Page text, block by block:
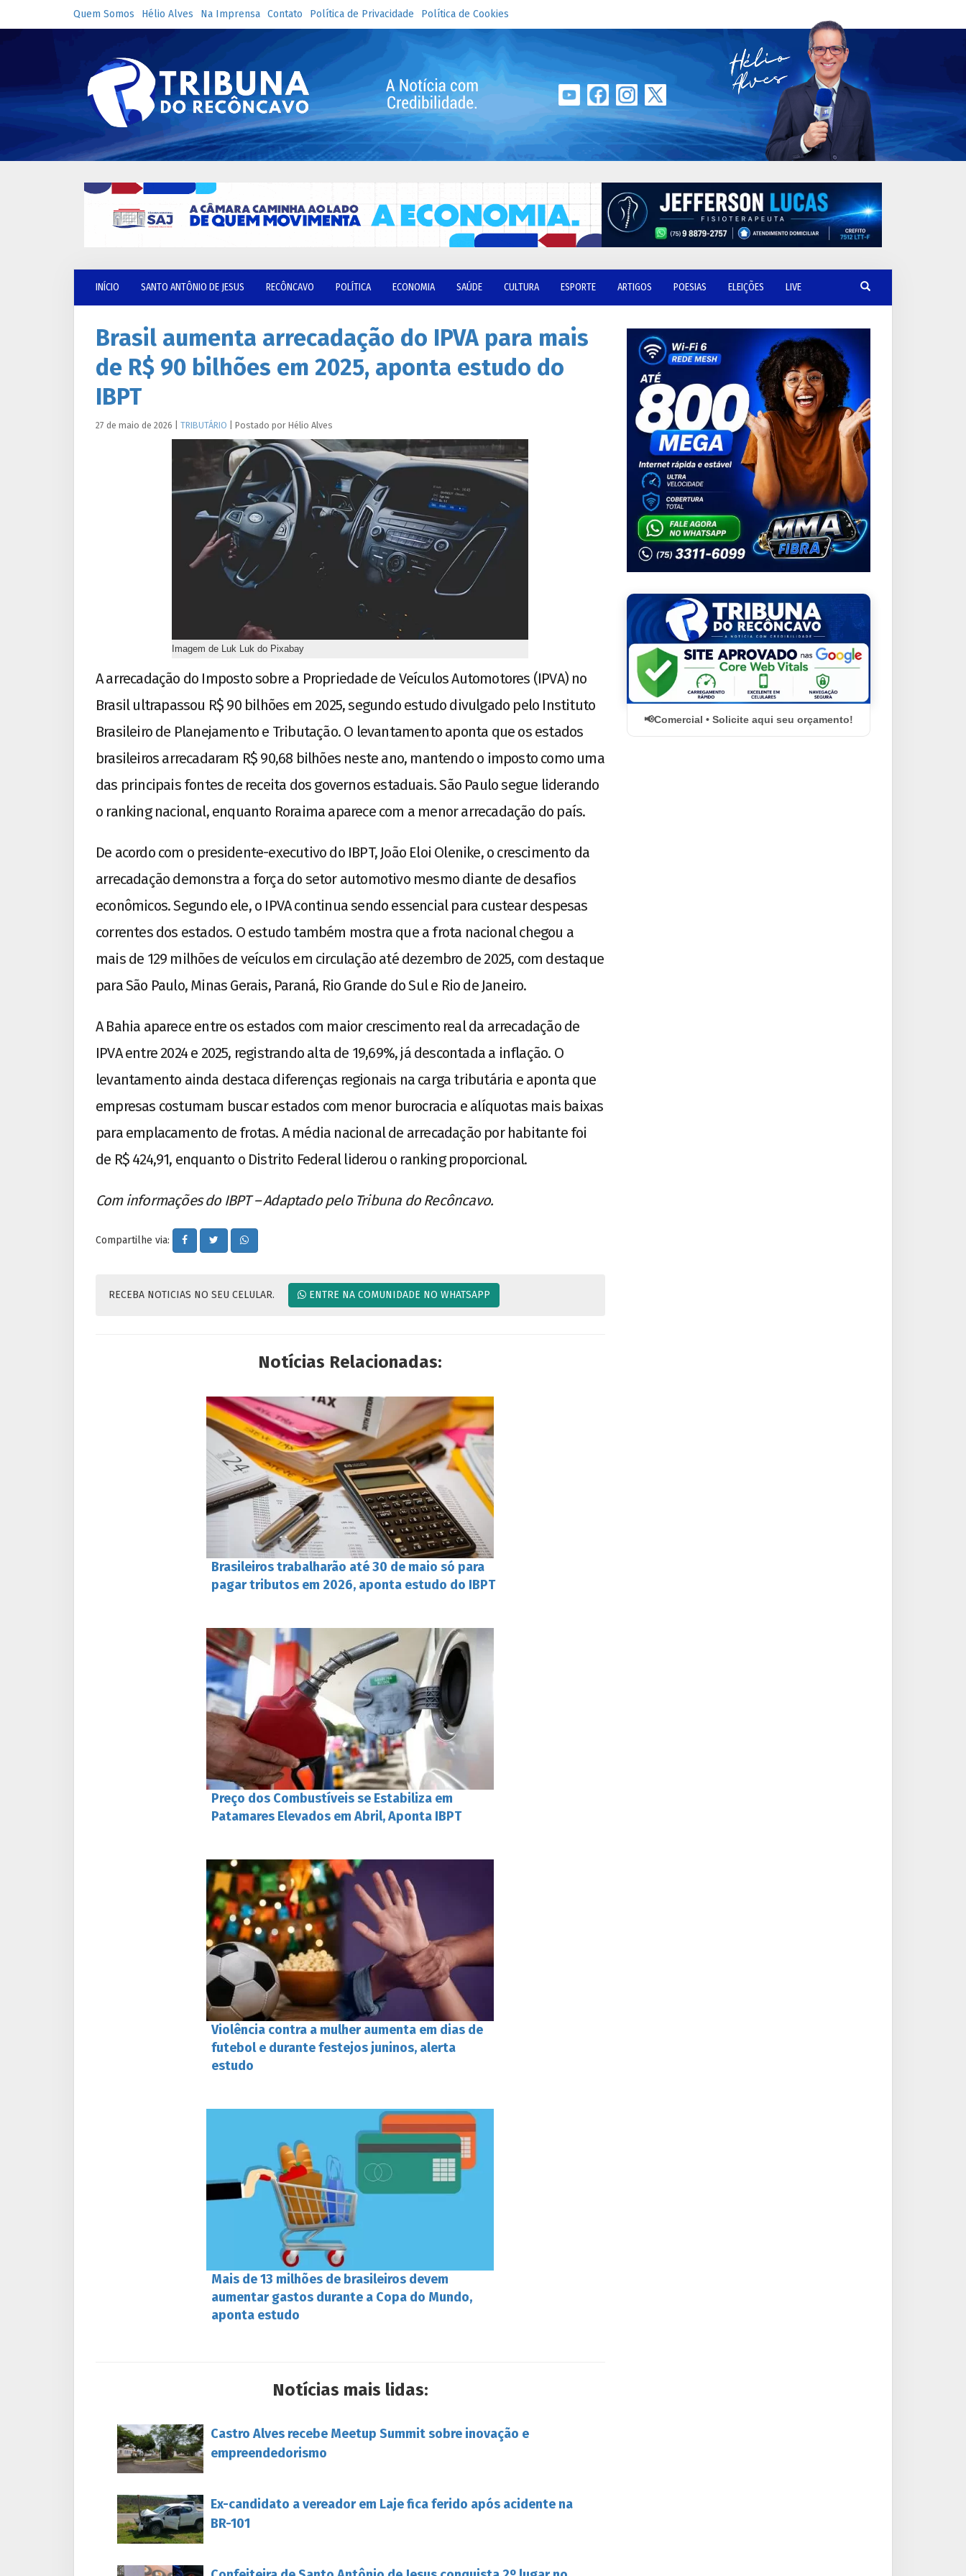
Quem Somos Hélio Alves Na Imprensa Contato Política de Privacidade Política de Cookies
INÍCIO SANTO ANTÔNIO DE JESUS RECÔNCAVO POLÍTICA ECONOMIA SAÚDE CULTURA ESPORTE ARTIGOS POESIAS ELEIÇÕES LIVE
Brasil aumenta arrecadação do IPVA para mais
de R$ 90 bilhões em 2025, aponta estudo do
IBPT
27 de maio de 2026 TRIBUTÁRIO Postado por Hélio Alves
Imagem de Luk Luk do Pixabay
A arrecadação do Imposto sobre a Propriedade de Veículos Automotores (IPVA) no
Brasil ultrapassou R$ 90 bilhões em 2025, segundo estudo divulgado pelo Instituto
Brasileiro de Planejamento e Tributação. O levantamento aponta que os estados
brasileiros arrecadaram R$ 90,68 bilhões neste ano, mantendo o imposto como uma
das principais fontes de receita dos governos estaduais. São Paulo segue liderando
o ranking nacional, enquanto Roraima aparece com a menor arrecadação do país.
De acordo com o presidente-executivo do IBPT, João Eloi Olenike, o crescimento da
arrecadação demonstra a força do setor automotivo mesmo diante de desafios
econômicos. Segundo ele, o IPVA continua sendo essencial para custear despesas
correntes dos estados. O estudo também mostra que a frota nacional chegou a
mais de 129 milhões de veículos em circulação até dezembro de 2025, com destaque
para São Paulo, Minas Gerais, Paraná, Rio Grande do Sul e Rio de Janeiro.
A Bahia aparece entre os estados com maior crescimento real da arrecadação de
IPVA entre 2024 e 2025, registrando alta de 19,69%, já descontada a inflação. O
levantamento ainda destaca diferenças regionais na carga tributária e aponta que
empresas costumam buscar estados com menor burocracia e alíquotas mais baixas
para emplacamento de frotas. A média nacional de arrecadação por habitante foi
de R$ 424,91, enquanto o Distrito Federal liderou o ranking proporcional.
Com informações do IBPT – Adaptado pelo Tribuna do Recôncavo.
Compartilhe via:
RECEBA NOTICIAS NO SEU CELULAR. ENTRE NA COMUNIDADE NO WHATSAPP
Notícias Relacionadas:
Brasileiros trabalharão até 30 de maio só para
pagar tributos em 2026, aponta estudo do IBPT
Preço dos Combustíveis se Estabiliza em
Patamares Elevados em Abril, Aponta IBPT
Violência contra a mulher aumenta em dias de
futebol e durante festejos juninos, alerta
estudo
Mais de 13 milhões de brasileiros devem
aumentar gastos durante a Copa do Mundo,
aponta estudo
Notícias mais lidas:
Castro Alves recebe Meetup Summit sobre inovação e
empreendedorismo
Ex-candidato a vereador em Laje fica ferido após acidente na
BR-101
Comercial • Solicite aqui seu orçamento!